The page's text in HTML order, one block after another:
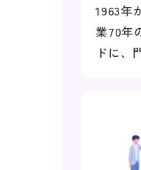
1963年
業70年
ドに